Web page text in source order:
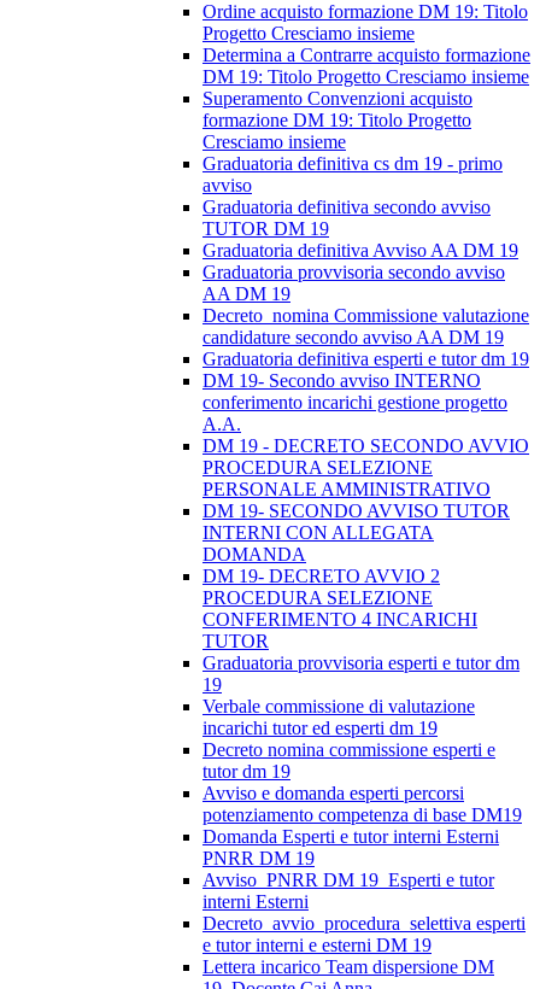
Ordine acquisto formazione DM 19: Titolo
Progetto Cresciamo insieme
Determina a Contrarre acquisto formazione
DM 19: Titolo Progetto Cresciamo insieme
Superamento Convenzioni acquisto
formazione DM 19: Titolo Progetto
Cresciamo insieme
Graduatoria definitiva cs dm 19 - primo
avviso
Graduatoria definitiva secondo avviso
TUTOR DM 19
Graduatoria definitiva Avviso AA DM 19
Graduatoria provvisoria secondo avviso
AA DM 19
Decreto_nomina Commissione valutazione
candidature secondo avviso AA DM 19
Graduatoria definitiva esperti e tutor dm 19
DM 19- Secondo avviso INTERNO
conferimento incarichi gestione progetto
A.A.
DM 19 - DECRETO SECONDO AVVIO
PROCEDURA SELEZIONE
PERSONALE AMMINISTRATIVO
DM 19- SECONDO AVVISO TUTOR
INTERNI CON ALLEGATA
DOMANDA
DM 19- DECRETO AVVIO 2
PROCEDURA SELEZIONE
CONFERIMENTO 4 INCARICHI
TUTOR
Graduatoria provvisoria esperti e tutor dm
19
Verbale commissione di valutazione
incarichi tutor ed esperti dm 19
Decreto nomina commissione esperti e
tutor dm 19
Avviso e domanda esperti percorsi
potenziamento competenza di base DM19
Domanda Esperti e tutor interni Esterni
PNRR DM 19
Avviso_PNRR DM 19_Esperti e tutor
interni Esterni
Decreto_avvio_procedura_selettiva esperti
e tutor interni e esterni DM 19
Lettera incarico Team dispersione DM